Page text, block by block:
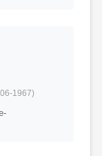
1967)